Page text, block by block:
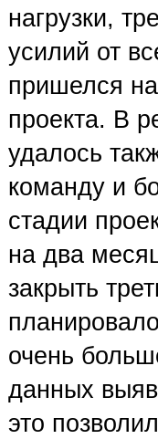
нагрузки,
усилий от
пришелся
проекта. В
удалось
команду и
стадии
на два
закрыть
очень
данных
это